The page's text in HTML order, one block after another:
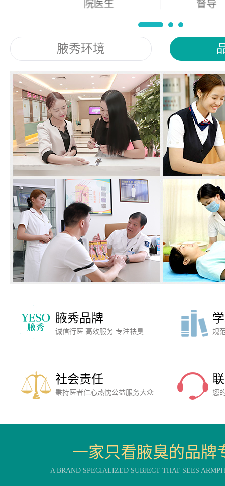
腋秀环境
腋秀品牌
诚信行医 高效服务 专注祛臭 规
社会责任
秉持医者仁心热忱公益服务大众 您
一家只看腋臭的品牌
A BRAND SPECIALIZED SUBJECT THAT SEES